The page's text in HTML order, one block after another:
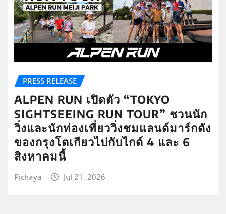
PRESS RELEASE
ALPEN RUN เปิดตัว “TOKYO
SIGHTSEEING RUN TOUR” ชวนนัก
วิ่งและนักท่องเที่ยววิ่งชมแลนด์มาร์กดัง
ของกรุงโตเกียวไปกับไกด์ 4 และ 6
สิงหาคมนี้
Pichaya Jul 21, 2026